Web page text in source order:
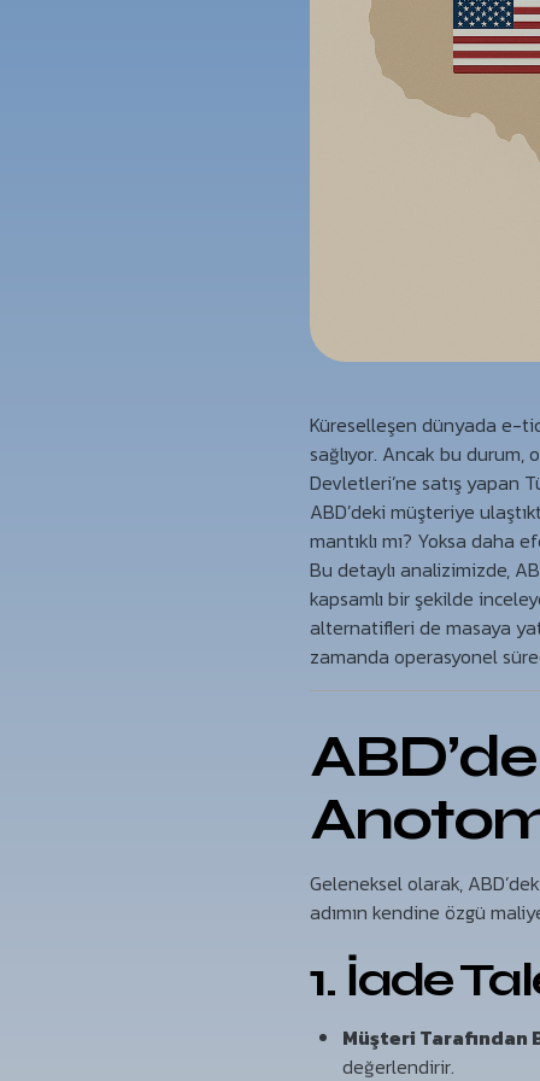
Küreselleşen dünyada e-
sağlıyor. Ancak bu
Devletleri’ne satış yapan
ABD’deki müşteriye
mantıklı mı? Yoksa daha
Bu detaylı analizimizde,
kapsamlı bir şekilde
alternatifleri de masaya
zamanda operasyonel
Geleneksel olarak,
adımın kendine özgü
1. İade
Müşteri Tarafından
değerlendirir.